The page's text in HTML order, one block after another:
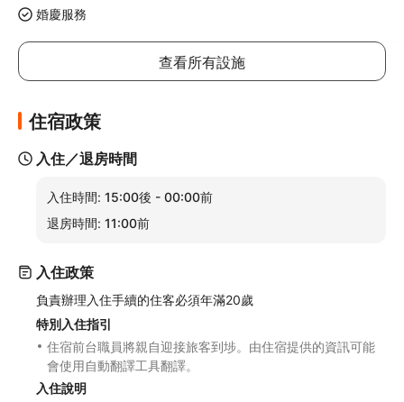
婚慶服務
查看所有設施
住宿政策
入住／退房時間
入住時間: 15:00後 - 00:00前
退房時間: 11:00前
入住政策
負責辦理入住手續的住客必須年滿20歲
特別入住指引
住宿前台職員將親自迎接旅客到埗。由住宿提供的資訊可能
會使用自動翻譯工具翻譯。
入住說明